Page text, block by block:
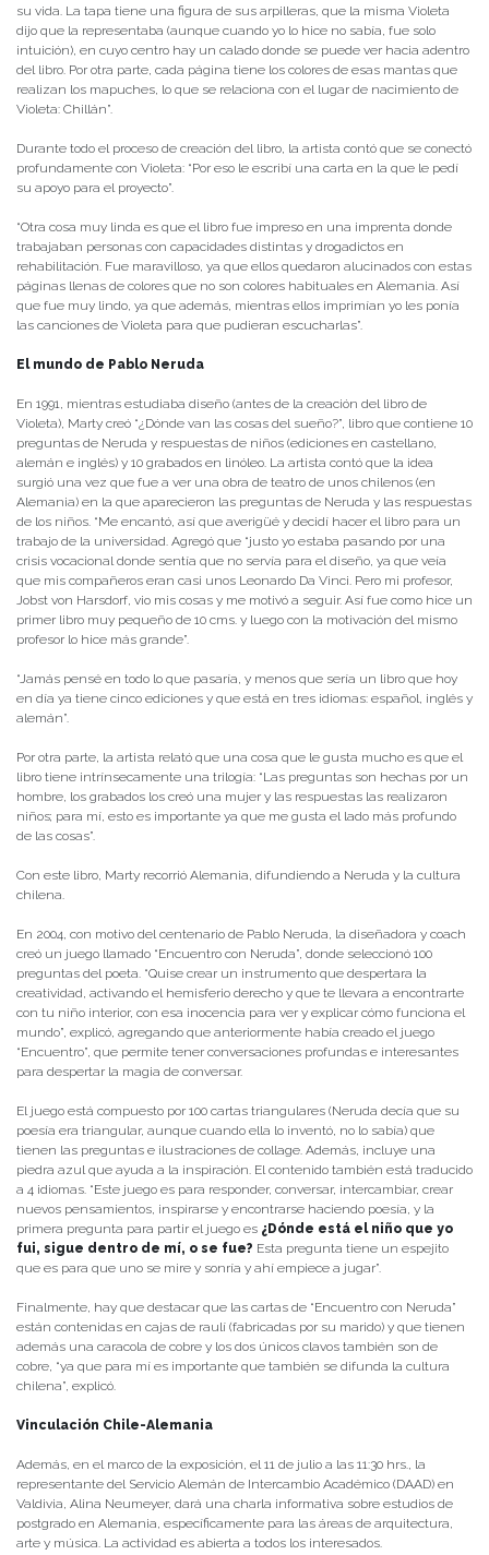
su vida. La tapa tiene una figura de sus arpilleras, que la misma Violeta
dijo que la representaba (aunque cuando yo lo hice no sabía, fue solo
intuición), en cuyo centro hay un calado donde se puede ver hacia adentro
del libro. Por otra parte, cada página tiene los colores de esas mantas que
realizan los mapuches, lo que se relaciona con el lugar de nacimiento de
Violeta: Chillán”.
Durante todo el proceso de creación del libro, la artista contó que se conectó
profundamente con Violeta: “Por eso le escribí una carta en la que le pedí
su apoyo para el proyecto”.
“Otra cosa muy linda es que el libro fue impreso en una imprenta donde
trabajaban personas con capacidades distintas y drogadictos en
rehabilitación. Fue maravilloso, ya que ellos quedaron alucinados con estas
páginas llenas de colores que no son colores habituales en Alemania. Así
que fue muy lindo, ya que además, mientras ellos imprimían yo les ponía
las canciones de Violeta para que pudieran escucharlas”.
El mundo de Pablo Neruda
En 1991, mientras estudiaba diseño (antes de la creación del libro de
Violeta), Marty creó “¿Dónde van las cosas del sueño?”, libro que contiene 10
preguntas de Neruda y respuestas de niños (ediciones en castellano,
alemán e inglés) y 10 grabados en linóleo. La artista contó que la idea
surgió una vez que fue a ver una obra de teatro de unos chilenos (en
Alemania) en la que aparecieron las preguntas de Neruda y las respuestas
de los niños. “Me encantó, así que averigüé y decidí hacer el libro para un
trabajo de la universidad. Agregó que “justo yo estaba pasando por una
crisis vocacional donde sentía que no servía para el diseño, ya que veía
que mis compañeros eran casi unos Leonardo Da Vinci. Pero mi profesor,
Jobst von Harsdorf, vio mis cosas y me motivó a seguir. Así fue como hice un
primer libro muy pequeño de 10 cms. y luego con la motivación del mismo
profesor lo hice más grande”.
“Jamás pensé en todo lo que pasaría, y menos que sería un libro que hoy
en día ya tiene cinco ediciones y que está en tres idiomas: español, inglés y
alemán”.
Por otra parte, la artista relató que una cosa que le gusta mucho es que el
libro tiene intrínsecamente una trilogía: “Las preguntas son hechas por un
hombre, los grabados los creó una mujer y las respuestas las realizaron
niños; para mí, esto es importante ya que me gusta el lado más profundo
de las cosas”.
Con este libro, Marty recorrió Alemania, difundiendo a Neruda y la cultura
chilena.
En 2004, con motivo del centenario de Pablo Neruda, la diseñadora y coach
creó un juego llamado “Encuentro con Neruda”, donde seleccionó 100
preguntas del poeta. “Quise crear un instrumento que despertara la
creatividad, activando el hemisferio derecho y que te llevara a encontrarte
con tu niño interior, con esa inocencia para ver y explicar cómo funciona el
mundo”, explicó, agregando que anteriormente había creado el juego
“Encuentro”, que permite tener conversaciones profundas e interesantes
para despertar la magia de conversar.
El juego está compuesto por 100 cartas triangulares (Neruda decía que su
poesía era triangular, aunque cuando ella lo inventó, no lo sabía) que
tienen las preguntas e ilustraciones de collage. Además, incluye una
piedra azul que ayuda a la inspiración. El contenido también está traducido
a 4 idiomas. “Este juego es para responder, conversar, intercambiar, crear
nuevos pensamientos, inspirarse y encontrarse haciendo poesía, y la
primera pregunta para partir el juego es ¿Dónde está el niño que yo
fui, sigue dentro de mí, o se fue? Esta pregunta tiene un espejito
que es para que uno se mire y sonría y ahí empiece a jugar”.
Finalmente, hay que destacar que las cartas de “Encuentro con Neruda”
están contenidas en cajas de raulí (fabricadas por su marido) y que tienen
además una caracola de cobre y los dos únicos clavos también son de
cobre, “ya que para mí es importante que también se difunda la cultura
chilena”, explicó.
Vinculación Chile-Alemania
Además, en el marco de la exposición, el 11 de julio a las 11:30 hrs., la
representante del Servicio Alemán de Intercambio Académico (DAAD) en
Valdivia, Alina Neumeyer, dará una charla informativa sobre estudios de
postgrado en Alemania, específicamente para las áreas de arquitectura,
arte y música. La actividad es abierta a todos los interesados.